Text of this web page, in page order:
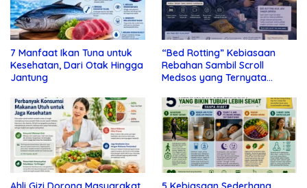
7 Manfaat Ikan Tuna untuk
Kesehatan, Dari Otak Hingga
Jantung
“Bed Rotting” Kebiasaan
Rebahan Sambil Scroll
Medsos yang Ternyata